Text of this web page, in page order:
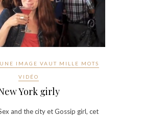
UNE IMAGE VAUT MILLE MOTS
VIDÉO
York girly
and the city et Gossip girl, cet